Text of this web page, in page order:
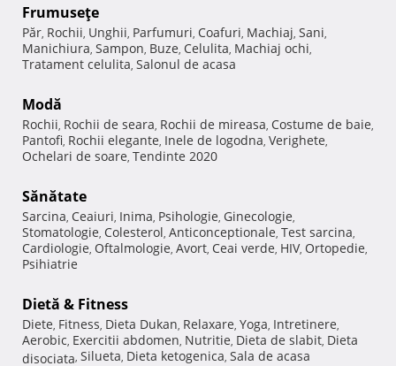
Frumuseţe
Păr, Rochii, Unghii, Parfumuri, Coafuri, Machiaj, Sani,
Manichiura, Sampon, Buze, Celulita, Machiaj ochi,
Tratament celulita, Salonul de acasa
Modă
Rochii, Rochii de seara, Rochii de mireasa, Costume de baie,
Pantofi, Rochii elegante, Inele de logodna, Verighete,
Ochelari de soare, Tendinte 2020
Sănătate
Sarcina, Ceaiuri, Inima, Psihologie, Ginecologie,
Stomatologie, Colesterol, Anticonceptionale, Test sarcina,
Cardiologie, Oftalmologie, Avort, Ceai verde, HIV, Ortopedie,
Psihiatrie
Dietă & Fitness
Diete, Fitness, Dieta Dukan, Relaxare, Yoga, Intretinere,
Aerobic, Exercitii abdomen, Nutritie, Dieta de slabit, Dieta
disociata, Silueta, Dieta ketogenica, Sala de acasa